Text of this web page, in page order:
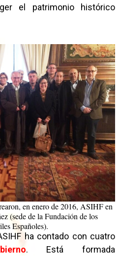
el patrimonio histórico
en enero de 2016, ASIHF en
(sede de la Fundación de los
Españoles).
ha contado con cuatro
o. Está formada